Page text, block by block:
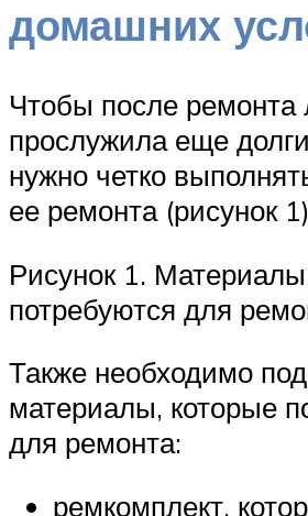
домашних
Чтобы после ремонта
прослужила еще
нужно четко
ее ремонта (рисунок
Рисунок 1.
потребуются для
Также необходимо
материалы, которые
для ремонта:
ремкомплект,